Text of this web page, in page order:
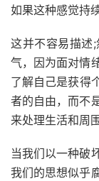
如果这种感觉持
这并不容易描述
气，因为面对情
了解自己是获得
者的自由，而不
来处理生活和周
当我们以一种破
我们的思想似乎